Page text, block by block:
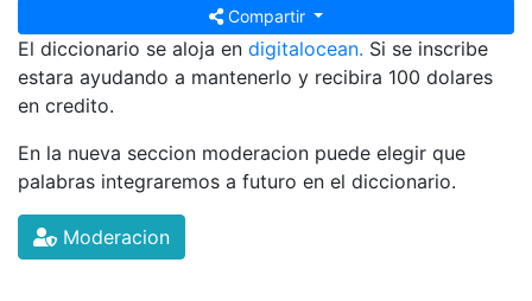
Compartir
El diccionario se aloja en digitalocean. Si se inscribe
estara ayudando a mantenerlo y recibira 100 dolares
en credito.
En la nueva seccion moderacion puede elegir que
palabras integraremos a futuro en el diccionario.
Moderacion